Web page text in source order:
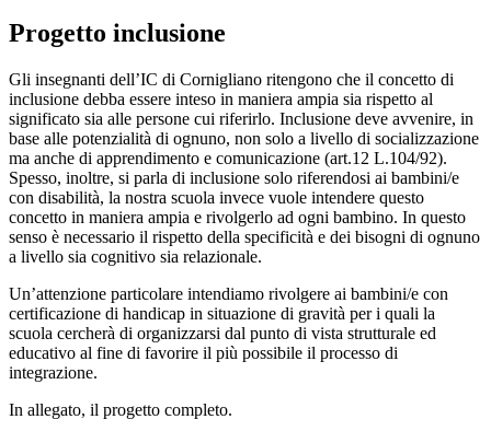
Progetto inclusione
Gli insegnanti dell’IC di Cornigliano ritengono che il concetto di
inclusione debba essere inteso in maniera ampia sia rispetto al
significato sia alle persone cui riferirlo. Inclusione deve avvenire, in
base alle potenzialità di ognuno, non solo a livello di socializzazione
ma anche di apprendimento e comunicazione (art.12 L.104/92).
Spesso, inoltre, si parla di inclusione solo riferendosi ai bambini/e
con disabilità, la nostra scuola invece vuole intendere questo
concetto in maniera ampia e rivolgerlo ad ogni bambino. In questo
senso è necessario il rispetto della specificità e dei bisogni di ognuno
a livello sia cognitivo sia relazionale.
Un’attenzione particolare intendiamo rivolgere ai bambini/e con
certificazione di handicap in situazione di gravità per i quali la
scuola cercherà di organizzarsi dal punto di vista strutturale ed
educativo al fine di favorire il più possibile il processo di
integrazione.
In allegato, il progetto completo.